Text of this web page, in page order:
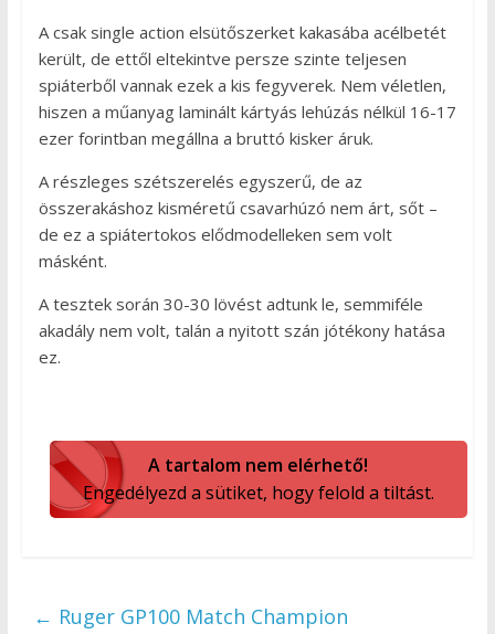
A csak single action elsütőszerket kakasába acélbetét
került, de ettől eltekintve persze szinte teljesen
spiáterből vannak ezek a kis fegyverek. Nem véletlen,
hiszen a műanyag laminált kártyás lehúzás nélkül 16-17
ezer forintban megállna a bruttó kisker áruk.
A részleges szétszerelés egyszerű, de az
összerakáshoz kisméretű csavarhúzó nem árt, sőt –
de ez a spiátertokos elődmodelleken sem volt
másként.
A tesztek során 30-30 lövést adtunk le, semmiféle
akadály nem volt, talán a nyitott szán jótékony hatása
ez.
A tartalom nem elérhető!
Engedélyezd a sütiket, hogy felold a tiltást.
← Ruger GP100 Match Champion